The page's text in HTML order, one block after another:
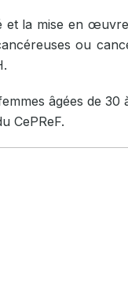
et la mise en
ou
âgées de 30
CePReF.